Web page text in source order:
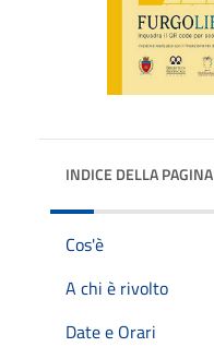
INDICE DELLA PAGINA
Cos'è
A chi è rivolto
Date e Orari